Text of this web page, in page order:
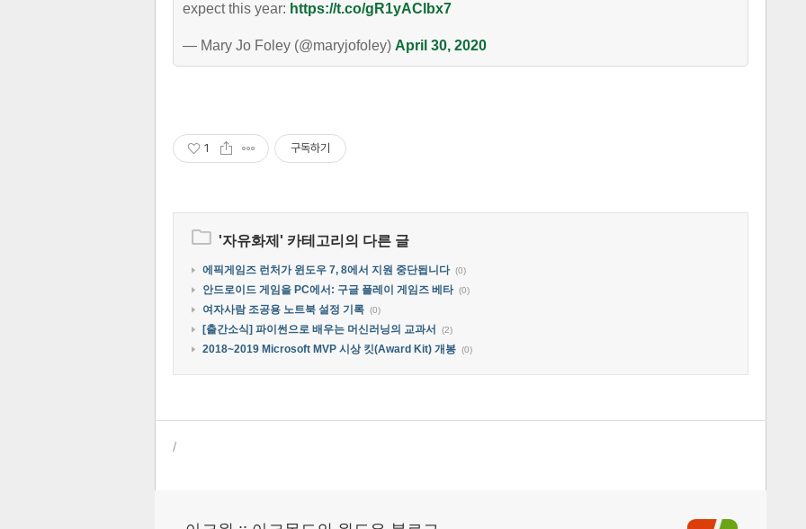
expect this year: https://t.co/gR1yAClbx7
— Mary Jo Foley (@maryjofoley) April 30, 2020
1 구독하기
'자유화제 ' 카테고리의 다른 글
에픽게임즈 런처가 윈도우 7, 8에서 지원 중단됩니다 (0)
안드로이드 게임을 PC에서: 구글 플레이 게임즈 베타 (0)
여자사람 조공용 노트북 설정 기록 (0)
[출간소식] 파이썬으로 배우는 머신러닝의 교과서 (2)
2018~2019 Microsoft MVP 시상 킷(Award Kit) 개봉 (0)
/